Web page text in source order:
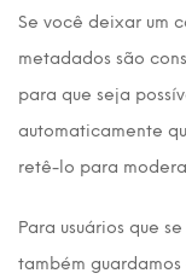
Se você deixar um
metadados são
para que seja
automaticamente
retê-lo para
Para usuários que
também